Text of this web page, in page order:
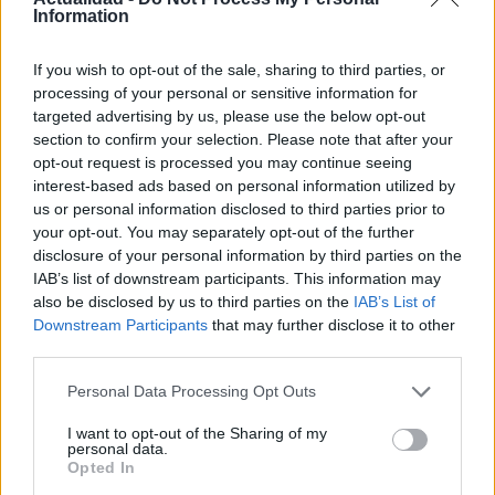
Information
If you wish to opt-out of the sale, sharing to third parties, or
processing of your personal or sensitive information for
targeted advertising by us, please use the below opt-out
section to confirm your selection. Please note that after your
opt-out request is processed you may continue seeing
interest-based ads based on personal information utilized by
us or personal information disclosed to third parties prior to
your opt-out. You may separately opt-out of the further
disclosure of your personal information by third parties on the
IAB’s list of downstream participants. This information may
also be disclosed by us to third parties on the IAB’s List of
Downstream Participants that may further disclose it to other
Please note that this website/app uses one or more Google
not limited to your visit or usage behaviour. You may click to
grant or deny consent to Google and its third-party tags to
use your data for below specified purposes in below Google
Personal Data Processing Opt Outs
I want to opt-out of the Sharing of my
personal data.
Opted In
colección de mapas antiguos de la ciudad.
Contacto:
ARTÍCULO ANTERIOR
ARTÍCULO SIGUIENTE
Más leídos
POLÍTICA